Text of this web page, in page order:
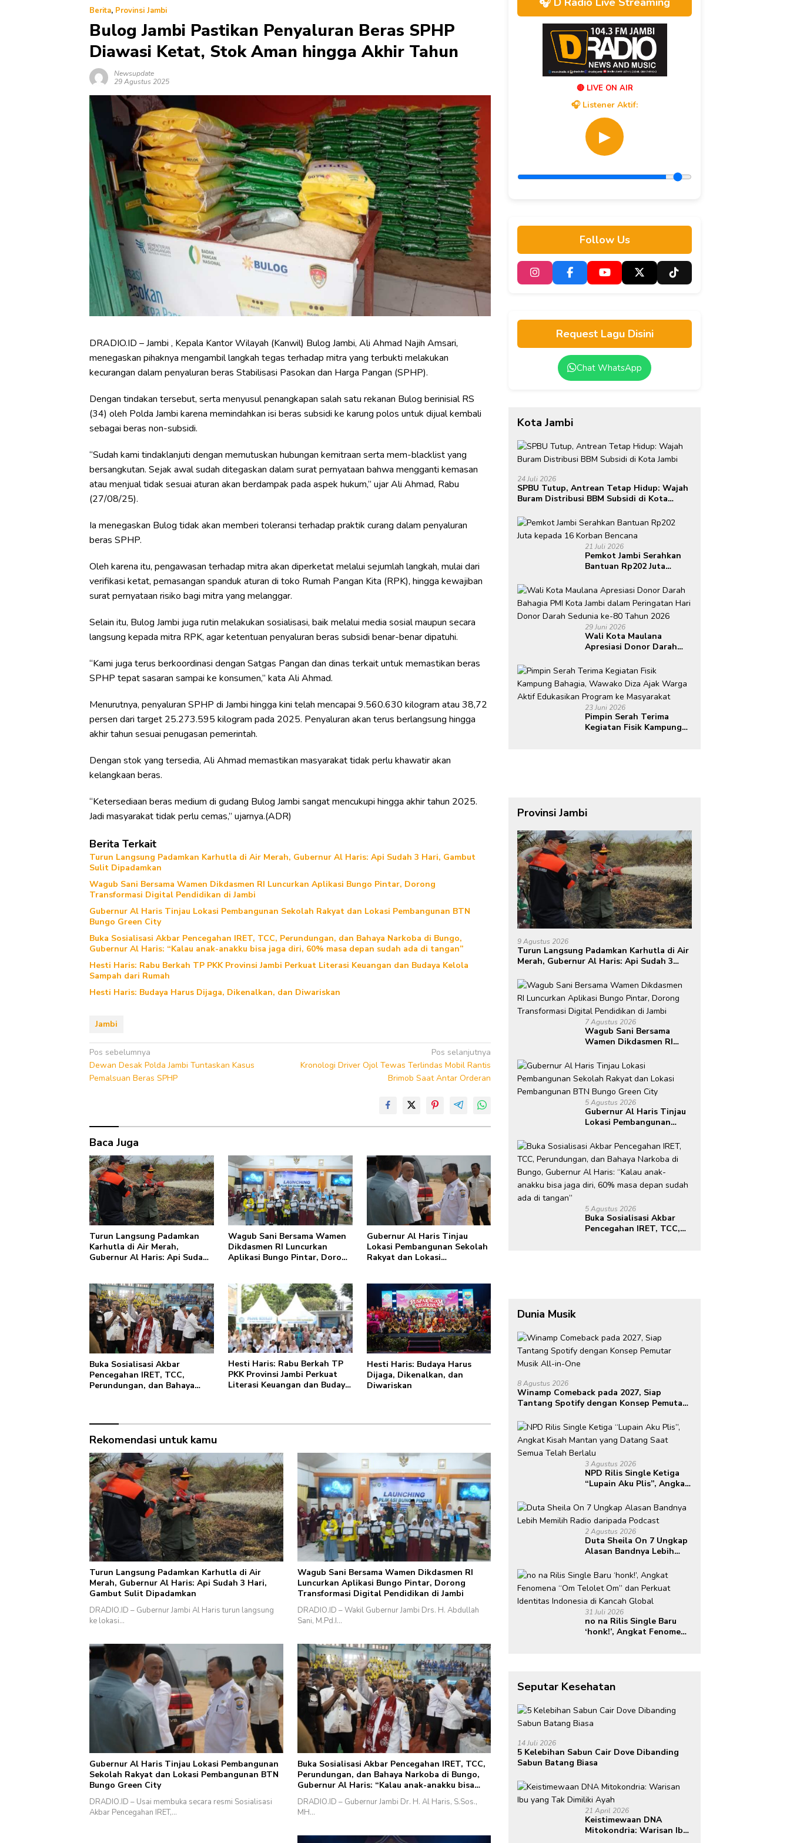
Berita, Provinsi Jambi
Bulog Jambi Pastikan Penyaluran Beras SPHP
Diawasi Ketat, Stok Aman hingga Akhir Tahun
Newsupdate
29 Agustus 2025
DRADIO.ID – Jambi , Kepala Kantor Wilayah (Kanwil) Bulog Jambi, Ali Ahmad Najih Amsari,
menegaskan pihaknya mengambil langkah tegas terhadap mitra yang terbukti melakukan
kecurangan dalam penyaluran beras Stabilisasi Pasokan dan Harga Pangan (SPHP).
Dengan tindakan tersebut, serta menyusul penangkapan salah satu rekanan Bulog berinisial RS
(34) oleh Polda Jambi karena memindahkan isi beras subsidi ke karung polos untuk dijual kembali
sebagai beras non-subsidi.
“Sudah kami tindaklanjuti dengan memutuskan hubungan kemitraan serta mem-blacklist yang
bersangkutan. Sejak awal sudah ditegaskan dalam surat pernyataan bahwa mengganti kemasan
atau menjual tidak sesuai aturan akan berdampak pada aspek hukum,” ujar Ali Ahmad, Rabu
(27/08/25).
Ia menegaskan Bulog tidak akan memberi toleransi terhadap praktik curang dalam penyaluran
beras SPHP.
Oleh karena itu, pengawasan terhadap mitra akan diperketat melalui sejumlah langkah, mulai dari
verifikasi ketat, pemasangan spanduk aturan di toko Rumah Pangan Kita (RPK), hingga kewajiban
surat pernyataan risiko bagi mitra yang melanggar.
Selain itu, Bulog Jambi juga rutin melakukan sosialisasi, baik melalui media sosial maupun secara
langsung kepada mitra RPK, agar ketentuan penyaluran beras subsidi benar-benar dipatuhi.
“Kami juga terus berkoordinasi dengan Satgas Pangan dan dinas terkait untuk memastikan beras
SPHP tepat sasaran sampai ke konsumen,” kata Ali Ahmad.
Menurutnya, penyaluran SPHP di Jambi hingga kini telah mencapai 9.560.630 kilogram atau 38,72
persen dari target 25.273.595 kilogram pada 2025. Penyaluran akan terus berlangsung hingga
akhir tahun sesuai penugasan pemerintah.
Dengan stok yang tersedia, Ali Ahmad memastikan masyarakat tidak perlu khawatir akan
kelangkaan beras.
“Ketersediaan beras medium di gudang Bulog Jambi sangat mencukupi hingga akhir tahun 2025.
Jadi masyarakat tidak perlu cemas,” ujarnya.(ADR)
Berita Terkait
Turun Langsung Padamkan Karhutla di Air Merah, Gubernur Al Haris: Api Sudah 3 Hari, Gambut
Sulit Dipadamkan
Wagub Sani Bersama Wamen Dikdasmen RI Luncurkan Aplikasi Bungo Pintar, Dorong
Transformasi Digital Pendidikan di Jambi
Gubernur Al Haris Tinjau Lokasi Pembangunan Sekolah Rakyat dan Lokasi Pembangunan BTN
Bungo Green City
Buka Sosialisasi Akbar Pencegahan IRET, TCC, Perundungan, dan Bahaya Narkoba di Bungo,
Gubernur Al Haris: “Kalau anak-anakku bisa jaga diri, 60% masa depan sudah ada di tangan”
Hesti Haris: Rabu Berkah TP PKK Provinsi Jambi Perkuat Literasi Keuangan dan Budaya Kelola
Sampah dari Rumah
Hesti Haris: Budaya Harus Dijaga, Dikenalkan, dan Diwariskan
Jambi
Navigasi
pos
Pos sebelumnya
Dewan Desak Polda Jambi Tuntaskan Kasus
Pemalsuan Beras SPHP
Pos selanjutnya
Kronologi Driver Ojol Tewas Terlindas Mobil Rantis
Brimob Saat Antar Orderan
Baca Juga
Turun Langsung Padamkan
Karhutla di Air Merah,
Gubernur Al Haris: Api Sudah
Wagub Sani Bersama Wamen
Dikdasmen RI Luncurkan
Aplikasi Bungo Pintar, Dorong
Gubernur Al Haris Tinjau
Lokasi Pembangunan Sekolah
Rakyat dan Lokasi
Buka Sosialisasi Akbar
Pencegahan IRET, TCC,
Perundungan, dan Bahaya
depan sudah ada di tangan”
Hesti Haris: Rabu Berkah TP
PKK Provinsi Jambi Perkuat
Literasi Keuangan dan Budaya
Hesti Haris: Budaya Harus
Dijaga, Dikenalkan, dan
Diwariskan
Rekomendasi untuk kamu
Turun Langsung Padamkan Karhutla di Air
Merah, Gubernur Al Haris: Api Sudah 3 Hari,
Gambut Sulit Dipadamkan
DRADIO.ID – Gubernur Jambi Al Haris turun langsung
ke lokasi…
Wagub Sani Bersama Wamen Dikdasmen RI
Luncurkan Aplikasi Bungo Pintar, Dorong
Transformasi Digital Pendidikan di Jambi
DRADIO.ID – Wakil Gubernur Jambi Drs. H. Abdullah
Sani, M.Pd.I…
Gubernur Al Haris Tinjau Lokasi Pembangunan
Sekolah Rakyat dan Lokasi Pembangunan BTN
Bungo Green City
DRADIO.ID – Usai membuka secara resmi Sosialisasi
Akbar Pencegahan IRET,…
Buka Sosialisasi Akbar Pencegahan IRET, TCC,
Perundungan, dan Bahaya Narkoba di Bungo,
Gubernur Al Haris: “Kalau anak-anakku bisa
jaga diri, 60% masa depan sudah ada di
tangan”
DRADIO.ID – Gubernur Jambi Dr. H. Al Haris, S.Sos.,
MH…
🔴 LIVE ON AIR
🎧 Listener Aktif:
▶
Follow Us
Request Lagu Disini
Chat WhatsApp
Kota Jambi
24 Juli 2026
SPBU Tutup, Antrean Tetap Hidup: Wajah
Buram Distribusi BBM Subsidi di Kota
21 Juli 2026
Pemkot Jambi Serahkan
Bantuan Rp202 Juta
Bencana
29 Juni 2026
Wali Kota Maulana
Apresiasi Donor Darah
dalam Peringatan Hari
Donor Darah Sedunia ke-
80 Tahun 2026
23 Juni 2026
Pimpin Serah Terima
Kegiatan Fisik Kampung
Provinsi Jambi
9 Agustus 2026
Turun Langsung Padamkan Karhutla di Air
Merah, Gubernur Al Haris: Api Sudah 3
7 Agustus 2026
Wagub Sani Bersama
Wamen Dikdasmen RI
Pintar, Dorong
Transformasi Digital
Pendidikan di Jambi
5 Agustus 2026
Gubernur Al Haris Tinjau
Lokasi Pembangunan
Lokasi Pembangunan BTN
Bungo Green City
5 Agustus 2026
Buka Sosialisasi Akbar
Pencegahan IRET, TCC,
Dunia Musik
8 Agustus 2026
Winamp Comeback pada 2027, Siap
Tantang Spotify dengan Konsep Pemutar
3 Agustus 2026
NPD Rilis Single Ketiga
“Lupain Aku Plis”, Angkat
Datang Saat Semua Telah
Berlalu
2 Agustus 2026
Duta Sheila On 7 Ungkap
Alasan Bandnya Lebih
Podcast
31 Juli 2026
no na Rilis Single Baru
‘honk!’, Angkat Fenomena
Seputar Kesehatan
14 Juli 2026
5 Kelebihan Sabun Cair Dove Dibanding
Sabun Batang Biasa
21 April 2026
Keistimewaan DNA
Mitokondria: Warisan Ibu